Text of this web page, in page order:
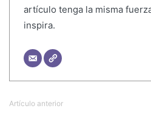
artículo tenga la misma
inspira.
Artículo anterior